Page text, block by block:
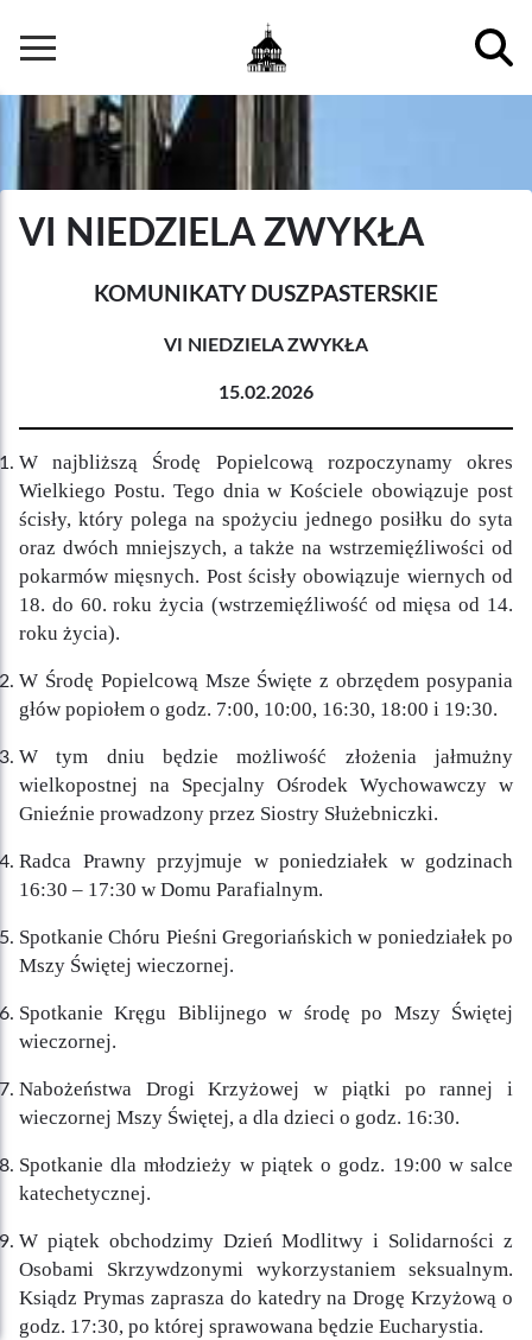
do
treści
Główna
nawigacja
VI NIEDZIELA ZWYKŁA
KOMUNIKATY DUSZPASTERSKIE
VI NIEDZIELA ZWYKŁA
15.02.2026
W najbliższą Środę Popielcową rozpoczynamy okres
Wielkiego Postu. Tego dnia w Kościele obowiązuje post
ścisły, który polega na spożyciu jednego posiłku do syta
oraz dwóch mniejszych, a także na wstrzemięźliwości od
pokarmów mięsnych. Post ścisły obowiązuje wiernych od
18. do 60. roku życia (wstrzemięźliwość od mięsa od 14.
roku życia).
W Środę Popielcową Msze Święte z obrzędem posypania
głów popiołem o godz. 7:00, 10:00, 16:30, 18:00 i 19:30.
W tym dniu będzie możliwość złożenia jałmużny
wielkopostnej na Specjalny Ośrodek Wychowawczy w
Gnieźnie prowadzony przez Siostry Służebniczki.
Radca Prawny przyjmuje w poniedziałek w godzinach
16:30 – 17:30 w Domu Parafialnym.
Spotkanie Chóru Pieśni Gregoriańskich w poniedziałek po
Mszy Świętej wieczornej.
Spotkanie Kręgu Biblijnego w środę po Mszy Świętej
wieczornej.
Nabożeństwa Drogi Krzyżowej w piątki po rannej i
wieczornej Mszy Świętej, a dla dzieci o godz. 16:30.
Spotkanie dla młodzieży w piątek o godz. 19:00 w salce
katechetycznej.
W piątek obchodzimy Dzień Modlitwy i Solidarności z
Osobami Skrzywdzonymi wykorzystaniem seksualnym.
Ksiądz Prymas zaprasza do katedry na Drogę Krzyżową o
godz. 17:30, po której sprawowana będzie Eucharystia.